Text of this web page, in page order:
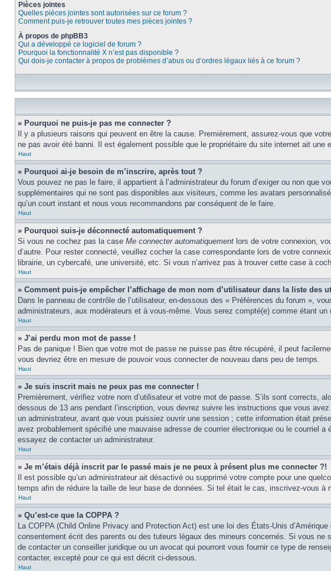
Pièces jointes
Quelles pièces jointes sont autorisées sur ce forum ?
Comment puis-je retrouver toutes mes pièces jointes ?
À propos de phpBB3
Qui a développé ce logiciel de forum ?
Pourquoi la fonctionnalité X n’est pas disponible ?
Qui dois-je contacter à propos de problèmes d’abus ou d’ordres légaux liés à ce forum ?
» Pourquoi ne puis-je pas me connecter ?
Il y a plusieurs raisons qui peuvent en être la cause. Premièrement, assurez-vous que
ne pas avoir été banni. Il est également possible que le propriétaire du site internet ait une
Haut
» Pourquoi ai-je besoin de m’inscrire, après tout ?
Vous pouvez ne pas le faire, il appartient à l’administrateur du forum d’exiger ou non
supplémentaires qui ne sont pas disponibles aux visiteurs, comme les avatars
qu’un court instant et nous vous recommandons par conséquent de le faire.
Haut
» Pourquoi suis-je déconnecté automatiquement ?
Si vous ne cochez pas la case Me connecter automatiquement lors de votre connexion,
d’autre. Pour rester connecté, veuillez cocher la case correspondante lors de votre
librairie, un cybercafé, une université, etc. Si vous n’arrivez pas à trouver cette case à
Haut
» Comment puis-je empêcher l’affichage de mon nom d’utilisateur dans la liste des
Dans le panneau de contrôle de l’utilisateur, en-dessous des « Préférences du forum »,
administrateurs, aux modérateurs et à vous-même. Vous serez compté(e) comme étant un
Haut
» J’ai perdu mon mot de passe !
Pas de panique ! Bien que votre mot de passe ne puisse pas être récupéré, il peut
vous devriez être en mesure de pouvoir vous connecter de nouveau dans peu de temps.
Haut
» Je suis inscrit mais ne peux pas me connecter !
Premièrement, vérifiez votre nom d’utilisateur et votre mot de passe. S’ils sont corrects,
dessous de 13 ans pendant l’inscription, vous devrez suivre les instructions que vous
un administrateur, avant que vous puissiez ouvrir une session ; cette information était
avez probablement spécifié une mauvaise adresse de courrier électronique ou le courriel
essayez de contacter un administrateur.
Haut
» Je m’étais déjà inscrit par le passé mais je ne peux à présent plus me connecter ?!
Il est possible qu’un administrateur ait désactivé ou supprimé votre compte pour une
temps afin de réduire la taille de leur base de données. Si tel était le cas, inscrivez-vous
Haut
» Qu’est-ce que la COPPA ?
La COPPA (Child Online Privacy and Protection Act) est une loi des États-Unis
consentement écrit des parents ou des tuteurs légaux des mineurs concernés. Si vous
de contacter un conseiller juridique ou un avocat qui pourront vous fournir ce type de
contacter, excepté pour ce qui est décrit ci-dessous.
Haut